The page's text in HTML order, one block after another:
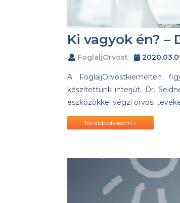
Ki vagyok én? –
FoglaljOrvost
A FoglaljOrvostkiemelten
készítettünk interjút. Dr.
eszközökkel végzi orvosi
Tovább olvasom »